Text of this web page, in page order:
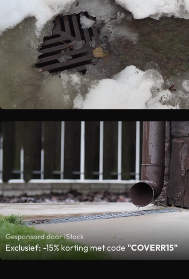
Gesponsord door iStock
Exclusief: -15% korting met code"COVERR15"